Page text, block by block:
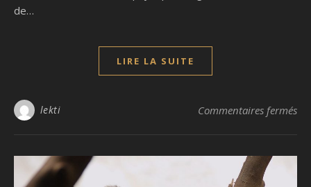
de…
LIRE LA SUITE
lekti Commentaires fermés